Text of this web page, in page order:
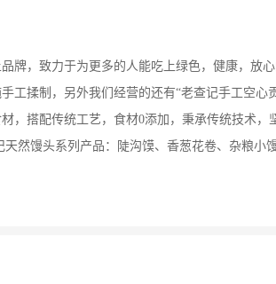
牌，致力于为更多的人能吃上绿色，健康，放
工揉制，另外我们经营的还有“老查记手工空心
，搭配传统工艺，食材0添加，秉承传统技术
天然馒头系列产品：陡沟馍、香葱花卷、杂粮